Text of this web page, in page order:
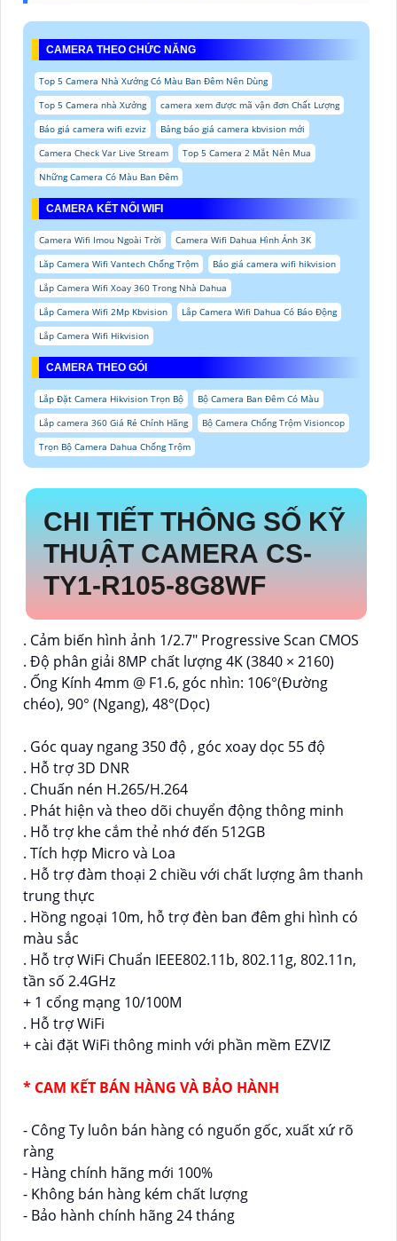
CAMERA THEO CHỨC NĂNG
Top 5 Camera Nhà Xưởng Có Màu Ban Đêm Nên Dùng
Top 5 Camera nhà Xưởng
camera xem được mã vận đơn Chất Lượng
Báo giá camera wifi ezviz
Bảng báo giá camera kbvision mới
Camera Check Var Live Stream
Top 5 Camera 2 Mắt Nên Mua
Những Camera Có Màu Ban Đêm
CAMERA KẾT NỐI WIFI
Camera Wifi Imou Ngoài Trời
Camera Wifi Dahua Hình Ảnh 3K
Lăp Camera Wifi Vantech Chống Trộm
Báo giá camera wifi hikvision
Lắp Camera Wifi Xoay 360 Trong Nhà Dahua
Lắp Camera Wifi 2Mp Kbvision
Lắp Camera Wifi Dahua Có Báo Động
Lắp Camera Wifi Hikvision
CAMERA THEO GÓI
Lắp Đặt Camera Hikvision Trọn Bộ
Bộ Camera Ban Đêm Có Màu
Lắp camera 360 Giá Rẻ Chính Hãng
Bộ Camera Chống Trộm Visioncop
Trọn Bộ Camera Dahua Chống Trộm
CHI TIẾT THÔNG SỐ KỸ
THUẬT CAMERA CS-
TY1-R105-8G8WF
. Cảm biến hình ảnh 1/2.7" Progressive Scan CMOS
. Độ phân giải 8MP chất lượng 4K (3840 × 2160)
. Ống Kính 4mm @ F1.6, góc nhìn: 106°(Đường
chéo), 90° (Ngang), 48°(Dọc)
. Góc quay ngang 350 độ , góc xoay dọc 55 độ
. Hỗ trợ 3D DNR
. Chuấn nén H.265/H.264
. Phát hiện và theo dõi chuyển động thông minh
. Hỗ trợ khe cắm thẻ nhớ đến 512GB
. Tích hợp Micro và Loa
. Hỗ trợ đàm thoại 2 chiều với chất lượng âm thanh
trung thực
. Hồng ngoại 10m, hỗ trợ đèn ban đêm ghi hình có
màu sắc
. Hỗ trợ WiFi Chuẩn IEEE802.11b, 802.11g, 802.11n,
tần số 2.4GHz
+ 1 cổng mạng 10/100M
. Hỗ trợ WiFi
+ cài đặt WiFi thông minh với phần mềm EZVIZ
* CAM KẾT BÁN HÀNG VÀ BẢO HÀNH
- Công Ty luôn bán hàng có nguốn gốc, xuất xứ rõ
ràng
- Hàng chính hãng mới 100%
- Không bán hàng kém chất lượng
- Bảo hành chính hãng 24 tháng